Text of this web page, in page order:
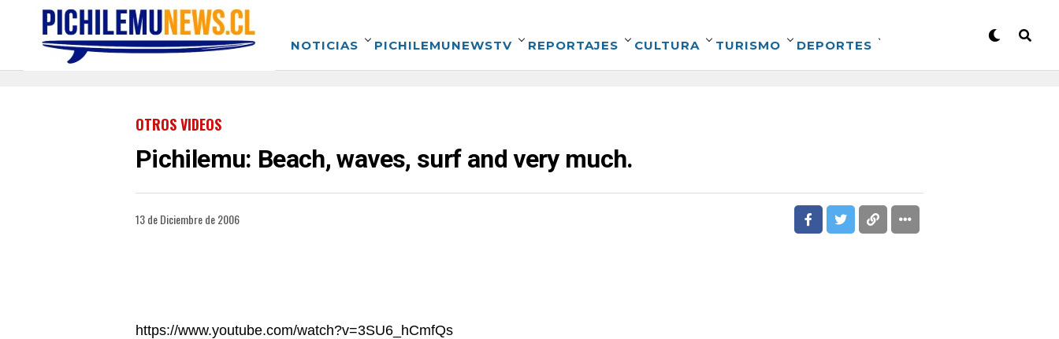
NOTICIAS PICHILEMUNEWSTV REPORTAJES CULTURA TURISMO DEPORTES
OTROS VIDEOS
Pichilemu: Beach, waves, surf and very much.
13 de Diciembre de 2006
https://www.youtube.com/watch?v=3SU6_hCmfQs